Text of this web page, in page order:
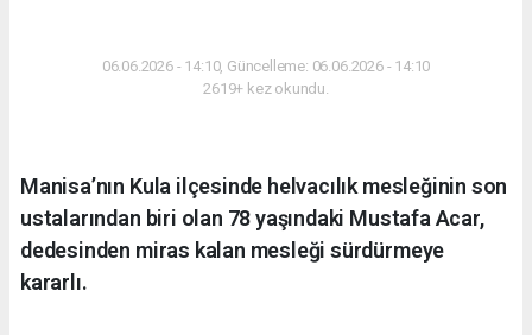
06.06.2026 - 14:10, Güncelleme: 06.06.2026 - 14:10
2619+ kez okundu.
Manisa’nın Kula ilçesinde helvacılık mesleğinin son
ustalarından biri olan 78 yaşındaki Mustafa Acar,
dedesinden miras kalan mesleği sürdürmeye
kararlı.